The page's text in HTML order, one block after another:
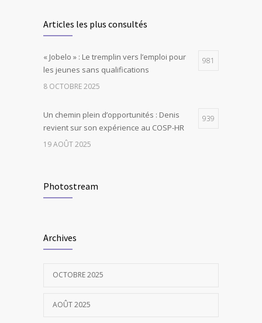
Articles les plus consultés
« Jobelo » : Le tremplin vers l’emploi pour
les jeunes sans qualifications
981
8 OCTOBRE 2025
Un chemin plein d’opportunités : Denis
revient sur son expérience au COSP-HR
939
19 AOÛT 2025
Photostream
Archives
OCTOBRE 2025
AOÛT 2025